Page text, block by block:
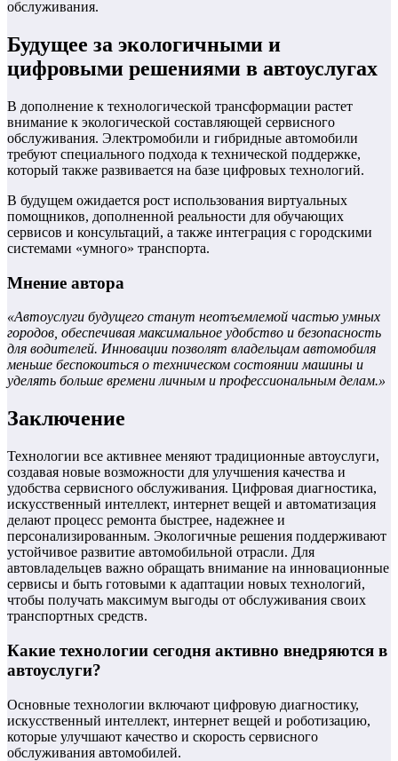
обслуживания.
Будущее за экологичными и
цифровыми решениями в автоуслугах
В дополнение к технологической трансформации растет
внимание к экологической составляющей сервисного
обслуживания. Электромобили и гибридные автомобили
требуют специального подхода к технической поддержке,
который также развивается на базе цифровых технологий.
В будущем ожидается рост использования виртуальных
помощников, дополненной реальности для обучающих
сервисов и консультаций, а также интеграция с городскими
системами «умного» транспорта.
Мнение автора
«Автоуслуги будущего станут неотъемлемой частью умных
городов, обеспечивая максимальное удобство и безопасность
для водителей. Инновации позволят владельцам автомобиля
меньше беспокоиться о техническом состоянии машины и
уделять больше времени личным и профессиональным делам.»
Заключение
Технологии все активнее меняют традиционные автоуслуги,
создавая новые возможности для улучшения качества и
удобства сервисного обслуживания. Цифровая диагностика,
искусственный интеллект, интернет вещей и автоматизация
делают процесс ремонта быстрее, надежнее и
персонализированным. Экологичные решения поддерживают
устойчивое развитие автомобильной отрасли. Для
автовладельцев важно обращать внимание на инновационные
сервисы и быть готовыми к адаптации новых технологий,
чтобы получать максимум выгоды от обслуживания своих
транспортных средств.
Какие технологии сегодня активно внедряются в
автоуслуги?
Основные технологии включают цифровую диагностику,
искусственный интеллект, интернет вещей и роботизацию,
которые улучшают качество и скорость сервисного
обслуживания автомобилей.